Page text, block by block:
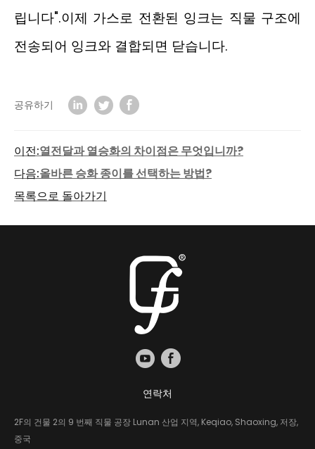
립니다".이제 가스로 전환된 잉크는 직물 구조에
전송되어 잉크와 결합되면 닫습니다.
공유하기
이전:열전달과 열승화의 차이점은 무엇입니까?
다음:올바른 승화 종이를 선택하는 방법?
목록으로 돌아가기
연락처
2F의 건물 2의 9 번째 직물 공장 Lunan 산업 지역, Keqiao, Shaoxing, 저장,
중국